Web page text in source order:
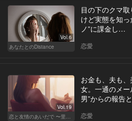
Vol.6
あなたとのDistance
目の下のクマ
けど実態を知
ノ”に課金し…
恋愛
Vol.19
恋と友情のあいだで 〜里奈 Ver.〜
お金も、夫も
女。一通のメ
男”からの報告
恋愛